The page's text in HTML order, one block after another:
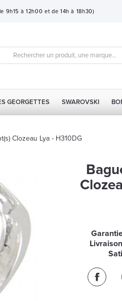
9h15 à 12h00 et de 14h à 18h30)
GEORGETTES SWAROVSKI
Clozeau Lya - H310DG